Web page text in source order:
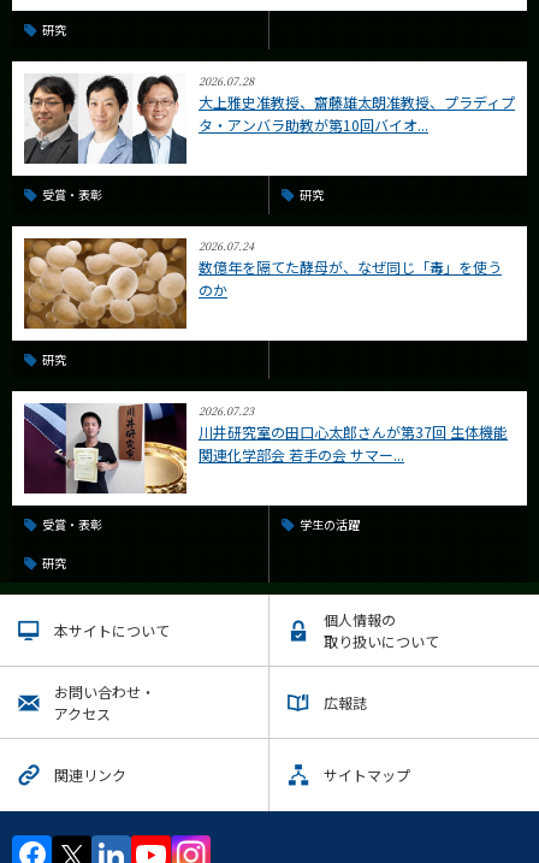
研究
2026.07.28
大上雅史准教授、齋藤雄太朗准教授、プラディプ
タ・アンバラ助教が第10回バイオ...
受賞・表彰 研究
2026.07.24
数億年を隔てた酵母が、なぜ同じ「毒」を使う
のか
研究
2026.07.23
川井研究室の田口心太郎さんが第37回 生体機能
関連化学部会 若手の会 サマー...
受賞・表彰 学生の活躍
研究
本サイトについて
個人情報の
取り扱いについて
お問い合わせ・
アクセス
広報誌
関連リンク サイトマップ